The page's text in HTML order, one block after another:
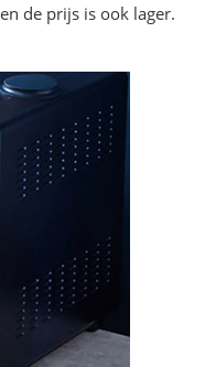
de prijs is ook lager.